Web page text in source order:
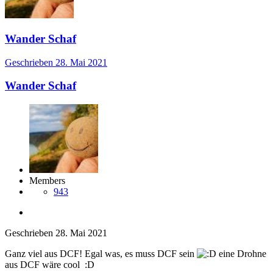
Wander Schaf
Geschrieben 28. Mai 2021
Wander Schaf
Members
943
Geschrieben 28. Mai 2021
Ganz viel aus DCF! Egal was, es muss DCF sein
eine Drohne
aus DCF wäre cool :D